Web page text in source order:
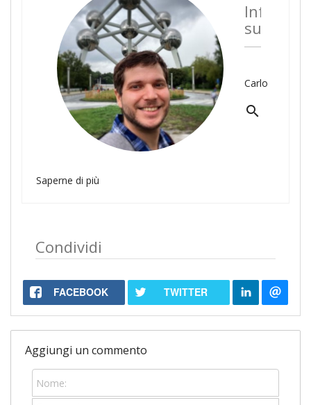
Carlo
search
Saperne di più
Condividi
FACEBOOK TWITTER
Aggiungi un commento